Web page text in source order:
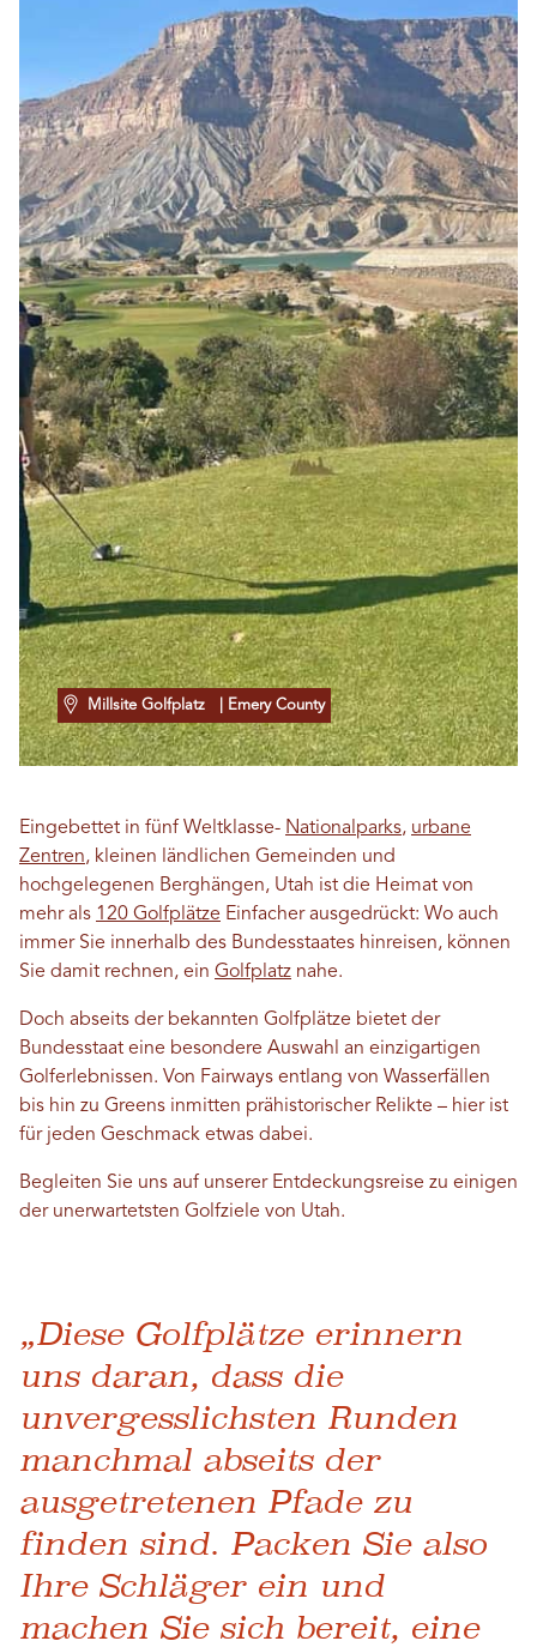
Millsite Golfplatz | Emery County
Eingebettet in fünf Weltklasse- Nationalparks, urbane
Zentren, kleinen ländlichen Gemeinden und
hochgelegenen Berghängen, Utah ist die Heimat von
mehr als 120 Golfplätze Einfacher ausgedrückt: Wo auch
immer Sie innerhalb des Bundesstaates hinreisen, können
Sie damit rechnen, ein Golfplatz nahe.
Doch abseits der bekannten Golfplätze bietet der
Bundesstaat eine besondere Auswahl an einzigartigen
Golferlebnissen. Von Fairways entlang von Wasserfällen
bis hin zu Greens inmitten prähistorischer Relikte – hier ist
für jeden Geschmack etwas dabei.
Begleiten Sie uns auf unserer Entdeckungsreise zu einigen
der unerwartetsten Golfziele von Utah.
„Diese Golfplätze erinnern
uns daran, dass die
unvergesslichsten Runden
manchmal abseits der
ausgetretenen Pfade zu
finden sind. Packen Sie also
Ihre Schläger ein und
machen Sie sich bereit, eine